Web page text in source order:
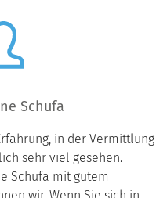
Schufa
in der Vermittlung
sehr viel gesehen.
Schufa mit gutem